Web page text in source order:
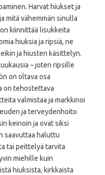
Harvat hiukset ja
mitä vähemmän sinulla
kiinnittää lisukkeita
hiuksia ja ripsiä, ne
ja hiusten käsittelyn.
– joten ripsille
on oltava osa
on tehostettava
valmistaa ja markkinoi
ja terveydenhoito
keinoin ja ovat siksi
saavuttaa haluttu
tai peittelyä tarvita
miehille kuin
hiuksista, kirkkaista